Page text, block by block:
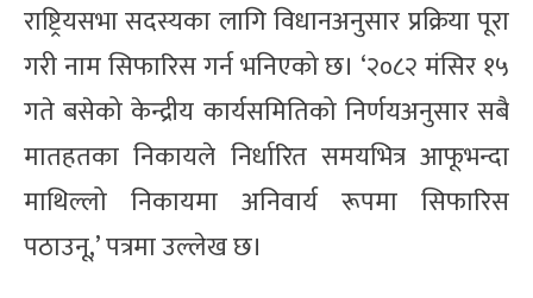
राष्ट्रियसभा सदस्यका लागि विधानअनुसार प्रक्रिया पूरा
गरी नाम सिफारिस गर्न भनिएको छ। ‘२०८२ मंसिर १५
गते बसेको केन्द्रीय कार्यसमितिको निर्णयअनुसार सबै
मातहतका निकायले निर्धारित समयभित्र आफूभन्दा
माथिल्लो निकायमा अनिवार्य रूपमा सिफारिस
पठाउनू,’ पत्रमा उल्लेख छ।